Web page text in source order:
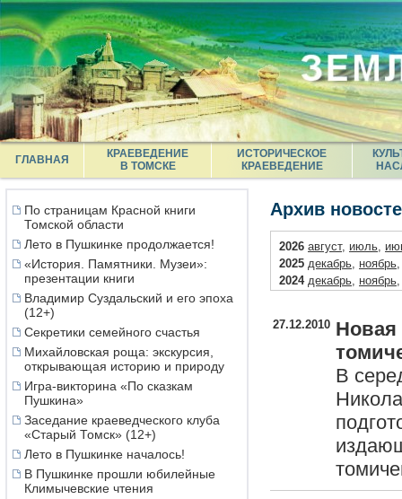
ГЛАВНАЯ
КРАЕВЕДЕНИЕ
В ТОМСКЕ
ИСТОРИЧЕСКОЕ
КРАЕВЕДЕНИЕ
По страницам Красной книги
Томской области
Лето в Пушкинке продолжается!
«История. Памятники. Музеи»:
презентации книги
Владимир Суздальский и его эпоха
(12+)
Секретики семейного счастья
Михайловская роща: экскурсия,
открывающая историю и природу
Игра-викторина «По сказкам
Пушкина»
Заседание краеведческого клуба
«Старый Томск» (12+)
Лето в Пушкинке началось!
В Пушкинке прошли юбилейные
Климычевские чтения
Архив
2026 август, июль,
2025 декабрь, ноябрь
2024 декабрь, ноябрь
2021 декабрь,октябрь
декабрь,ноябрь
декабрь
декабрь ,ноябрь
декабрь , ноябрь
декабрь, ноябрь
, ноябрь
декабрь,ноябрь
декабрь,ноябрь
27.12.2010 Новая
В